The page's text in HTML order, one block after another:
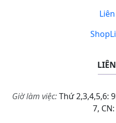
Giờ làm việc:Thứ 2,3,4,5,6:
7,